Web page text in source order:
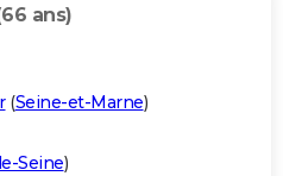
ans)
(Seine-et-Marne)
Seine)